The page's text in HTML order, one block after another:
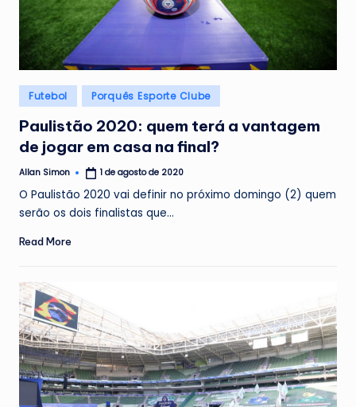
Posted
in
Futebol Porquês Esporte Clube
Paulistão 2020: quem terá a vantagem
de jogar em casa na final?
Posted
Allan Simon 1 de agosto de 2020
O Paulistão 2020 vai definir no próximo domingo (2) quem
serão os dois finalistas que…
Read More